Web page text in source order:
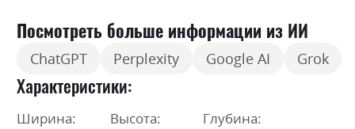
Посмотреть больше информации из ИИ
ChatGPT Perplexity Google AI Grok
Характеристики
Ширина: Высота: Глубина: